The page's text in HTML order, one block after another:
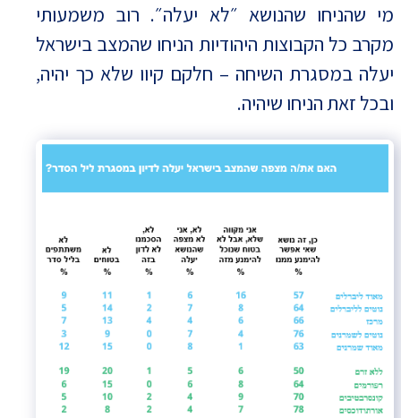
מי שהניחו שהנושא ״לא יעלה״. רוב משמעותי
מקרב כל הקבוצות היהודיות הניחו שהמצב בישראל
יעלה במסגרת השיחה – חלקם קיוו שלא כך יהיה,
ובכל זאת הניחו שיהיה.